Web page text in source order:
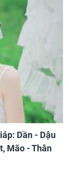
Dần - Dậu
Mão - Thân